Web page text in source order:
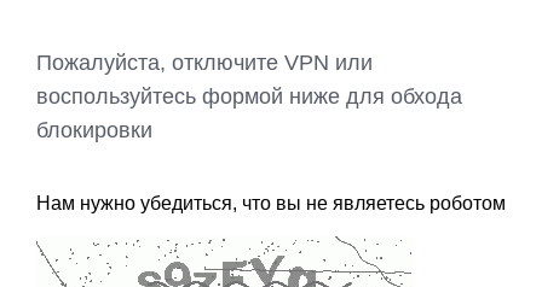
Пожалуйста, отключите VPN или
воспользуйтесь формой ниже для обхода
блокировки
Нам нужно убедиться, что вы не являетесь роботом